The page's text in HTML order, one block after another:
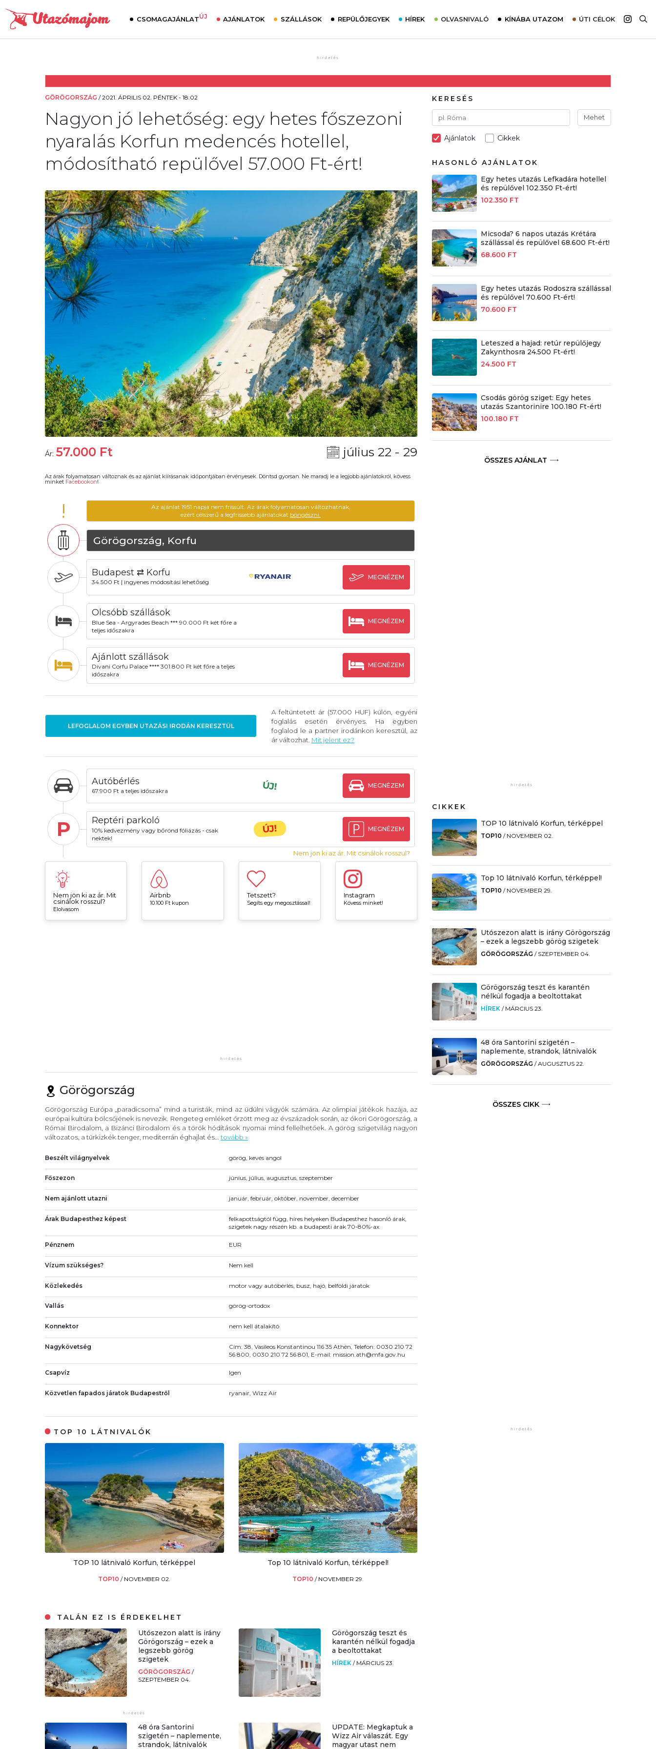
CSOMAGAJÁNLATÚJ AJÁNLATOK SZÁLLÁSOK REPÜLŐJEGYEK HÍREK OLVASNIVALÓ
Utazómajom – CitySIM kártya a világutazóknak
Élménybeszámolók
Szállodalátogatás
Sajtómegjelenések
KÍNÁBA UTAZOM ÚTI CÉLOK
Afrika
GÖRÖGORSZÁG /2021. ÁPRILIS 02. PÉNTEK - 18:02
Nagyon jó lehetőség: egy hetes főszezoni
nyaralás Korfun medencés hotellel,
módosítható repülővel 57.000 Ft-ért!
Ár: 57.000 Ft július 22 - 29
Az árak folyamatosan változnak és az ajánlat kiírásanak időpontjában érvényesek. Döntsd gyorsan. Ne maradj le a legjobb ajánlatokról, kövess
minket Facebookon!
!
Az ajánlat 1951 napja nem frissült. Az árak folyamatosan változhatnak,
ezért célszerű a legfrissebb ajánlatokat böngészni.
Görögország, Korfu
Budapest ⇄ Korfu
34.500 Ft | ingyenes módosítási lehetőség
MEGNÉZEM
Olcsóbb szállások
Blue Sea - Argyrades Beach *** 90.000 Ft két főre a
teljes időszakra
MEGNÉZEM
Ajánlott szállások
Divani Corfu Palace **** 301.800 Ft két főre a teljes
időszakra
MEGNÉZEM
LEFOGLALOM EGYBEN UTAZÁSI IRODÁN KERESZTÜL
A feltüntetett ár (57.000 HUF) külön, egyéni
foglalás esetén érvényes. Ha egyben
foglalod le a partner irodánkon keresztül, az
ár változhat. Mit jelent ez?
Autóbérlés
67.900 Ft a teljes időszakra ÚJ! MEGNÉZEM
P Reptéri parkoló
10% kedvezmény vagy bőrönd fóliázás - csak
nektek!
ÚJ! MEGNÉZEM
Nem jön ki az ár. Mit csinálok rosszul?
Nem jön ki az ár. Mit
csinálok rosszul?
Elolvasom
Airbnb
10.100 Ft kupon
Tetszett?
Segíts egy megosztással!
Instagram
Kövess minket!
Görögország
Görögország Európa „paradicsoma” mind a turisták, mind az üdülni vágyók számára. Az olimpiai játékok hazája, az
európai kultúra bölcsőjének is nevezik. Rengeteg emléket őrzött meg az évszázadok során, az ókori Görögország, a
Római Birodalom, a Bizánci Birodalom és a török hódítások nyomai mind fellelhetőek. A görög szigetvilág nagyon
változatos, a türkizkék tenger, mediterrán éghajlat és... tovább »
Beszélt világnyelvek görög, kevés angol
Főszezon június, július, augusztus, szeptember
Nem ajánlott utazni január, február, október, november, december
Árak Budapesthez képest
felkapottságtól függ, híres helyeken Budapesthez hasonló árak,
szigetek nagy részén kb. a budapesti árak 70-80%-ax
Pénznem EUR
Vízum szükséges? Nem kell
Közlekedés motor vagy autóbérlés, busz, hajó, belföldi járatok
Vallás görög-ortodox
Konnektor nem kell átalakító
Nagykövetség
Cím: 38, Vasileos Konstantinou 116 35 Athén, Telefon: 0030 210 72
56 800, 0030 210 72 56 801, E-mail: mission.ath@mfa.gov.hu
Csapvíz Igen
Közvetlen fapados járatok Budapestről ryanair, Wizz Air
TOP 10 LÁTNIVALÓK
TOP 10 látnivaló Korfun, térképpel
TOP10/ NOVEMBER 02.
Top 10 látnivaló Korfun, térképpel!
TOP10 / NOVEMBER 29.
TALÁN EZ IS ÉRDEKELHET
Utószezon alatt is irány
Görögország – ezek a
legszebb görög
szigetek
GÖRÖGORSZÁG/
SZEPTEMBER 04.
Görögország teszt és
karantén nélkül fogadja
a beoltottakat
HÍREK / MÁRCIUS 23.
48 óra Santorini
szigetén – naplemente,
strandok, látnivalók
UPDATE: Megkaptuk a
Wizz Air válaszát. Egy
magyar utast nem
KERESÉS
Mehet
Ajánlatok Cikkek
HASONLÓ AJÁNLATOK
Egy hetes utazás Lefkadára hotellel
és repülővel 102.350 Ft-ért!
102.350 FT
Micsoda? 6 napos utazás Krétára
szállással és repülővel 68.600 Ft-ért!
68.600 FT
Egy hetes utazás Rodoszra szállással
és repülővel 70.600 Ft-ért!
70.600 FT
Leteszed a hajad: retúr repülőjegy
Zakynthosra 24.500 Ft-ért!
24.500 FT
Csodás görög sziget: Egy hetes
utazás Szantorinire 100.180 Ft-ért!
100.180 FT
ÖSSZES AJÁNLAT
CIKKEK
TOP 10 látnivaló Korfun, térképpel
TOP10 / NOVEMBER 02.
Top 10 látnivaló Korfun, térképpel!
TOP10 / NOVEMBER 29.
Utószezon alatt is irány Görögország
– ezek a legszebb görög szigetek
GÖRÖGORSZÁG / SZEPTEMBER 04.
Görögország teszt és karantén
nélkül fogadja a beoltottakat
HÍREK / MÁRCIUS 23.
48 óra Santorini szigetén –
naplemente, strandok, látnivalók
GÖRÖGORSZÁG /AUGUSZTUS 22.
ÖSSZES CIKK